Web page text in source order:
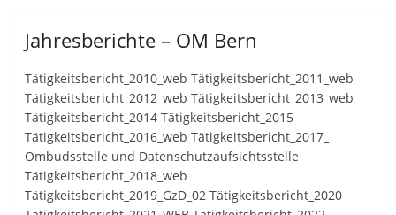
Jahresberichte – OM Bern
Tätigkeitsbericht_2010_web Tätigkeitsbericht_2011_web
Tätigkeitsbericht_2012_web Tätigkeitsbericht_2013_web
Tätigkeitsbericht_2014 Tätigkeitsbericht_2015
Tätigkeitsbericht_2016_web Tätigkeitsbericht_2017_
Ombudsstelle und Datenschutzaufsichtsstelle
Tätigkeitsbericht_2018_web
Tätigkeitsbericht_2019_GzD_02 Tätigkeitsbericht_2020